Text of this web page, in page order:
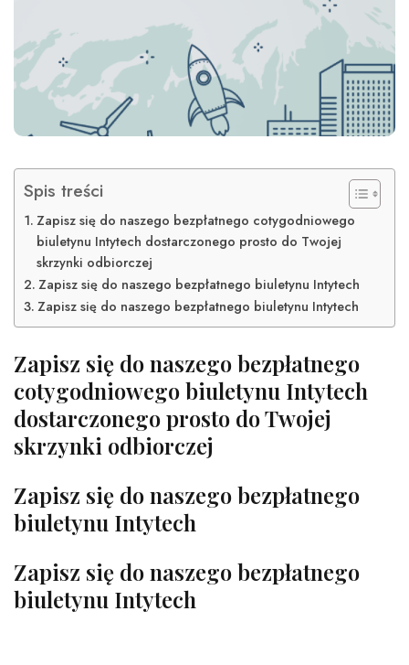
Spis treści
Zapisz się do naszego bezpłatnego cotygodniowego
biuletynu Intytech dostarczonego prosto do Twojej
skrzynki odbiorczej
Zapisz się do naszego bezpłatnego biuletynu Intytech
Zapisz się do naszego bezpłatnego biuletynu Intytech
Zapisz się do naszego bezpłatnego
cotygodniowego biuletynu Intytech
dostarczonego prosto do Twojej
skrzynki odbiorczej
Zapisz się do naszego bezpłatnego
biuletynu Intytech
Zapisz się do naszego bezpłatnego
biuletynu Intytech